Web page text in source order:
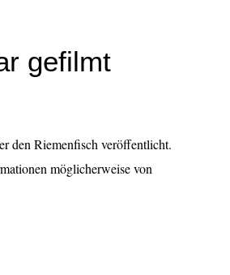
gefilmt
den Riemenfisch veröffentlicht.
möglicherweise von